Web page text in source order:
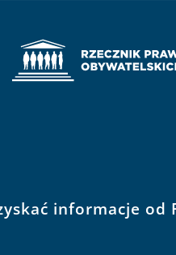
informacje od